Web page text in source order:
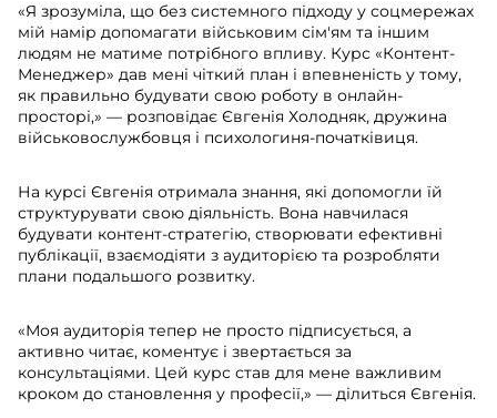
«Я зрозуміла, що без системного підходу у соцмережах
мій намір допомагати військовим сім'ям та іншим
людям не матиме потрібного впливу. Курс «Контент-
Менеджер» дав мені чіткий план і впевненість у тому,
як правильно будувати свою роботу в онлайн-
просторі,» — розповідає Євгенія Холодняк, дружина
військовослужбовця і психологиня-початківиця.
На курсі Євгенія отримала знання, які допомогли їй
структурувати свою діяльність. Вона навчилася
будувати контент-стратегію, створювати ефективні
публікації, взаємодіяти з аудиторією та розробляти
плани подальшого розвитку.
«Моя аудиторія тепер не просто підписується, а
активно читає, коментує і звертається за
консультаціями. Цей курс став для мене важливим
кроком до становлення у професії,» — ділиться Євгенія.